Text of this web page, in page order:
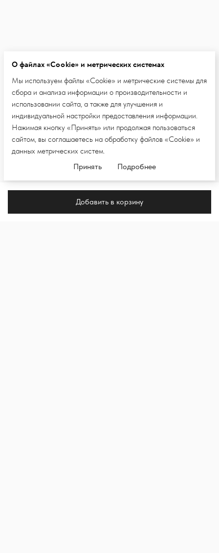
Добавить в корзину
О файлах «Cookie» и метрических системах
Мы используем файлы «Cookie» и метрические системы для
сбора и анализа информации о производительности и
использовании сайта, а также для улучшения и
индивидуальной настройки предоставления информации.
Нажимая кнопку «Принять» или продолжая пользоваться
сайтом, вы соглашаетесь на обработку файлов «Cookie» и
данных метрических систем.
Принять
Подробнее